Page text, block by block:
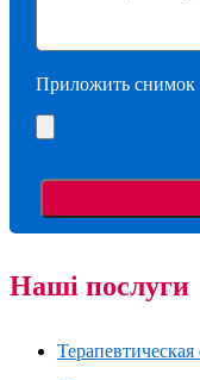
Приложить снимок
Наші послуги